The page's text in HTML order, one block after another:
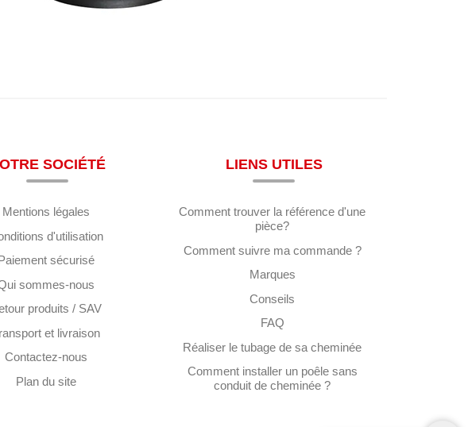
SOCIÉTÉ
Mentions légales
d'utilisation
sécurisé
sommes-nous
produits / SAV
et livraison
Contactez-nous
Plan du site
LIENS UTILES
Comment trouver la référence d'une
pièce?
Comment suivre ma commande ?
Marques
Conseils
FAQ
Réaliser le tubage de sa cheminée
Comment installer un poêle sans
conduit de cheminée ?